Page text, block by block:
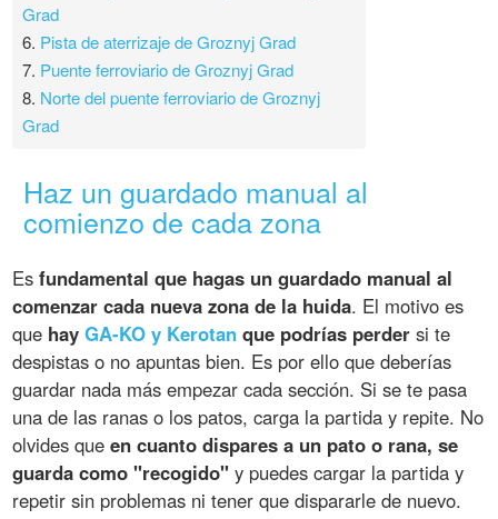
Grad
6. Pista de aterrizaje de Groznyj Grad
7. Puente ferroviario de Groznyj Grad
8. Norte del puente ferroviario de Groznyj
Grad
Haz un guardado manual al
comienzo de cada zona
Esfundamental que hagas un guardado manual al
comenzar cada nueva zona de la huida. El motivo es
que hayGA-KO y Kerotan que podrías perder si te
despistas o no apuntas bien. Es por ello que deberías
guardar nada más empezar cada sección. Si se te pasa
una de las ranas o los patos, carga la partida y repite. No
olvides queen cuanto dispares a un pato o rana, se
guarda como "recogido" y puedes cargar la partida y
repetir sin problemas ni tener que dispararle de nuevo.